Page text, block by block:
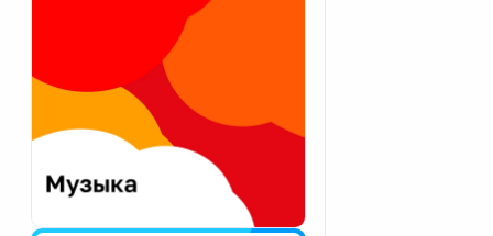
Екатеринбург
Калининград
Калуга